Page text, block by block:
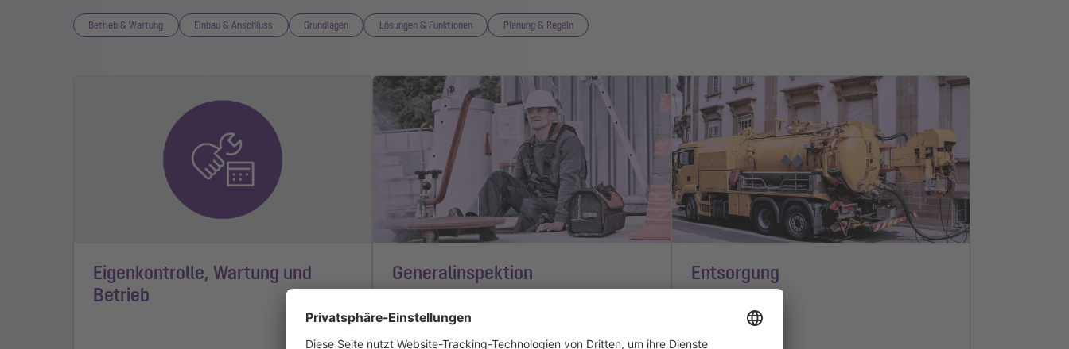
Betrieb & Wartung Einbau & Anschluss Grundlagen Lösungen & Funktionen Planung & Regeln
Eigenkontrolle, Wartung und
Betrieb
Generalinspektion Entsorgung